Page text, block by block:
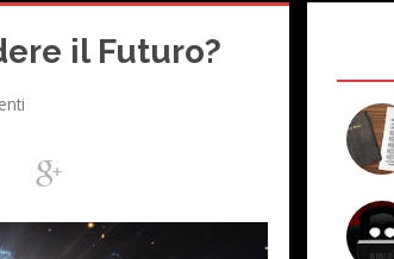
il Futuro?